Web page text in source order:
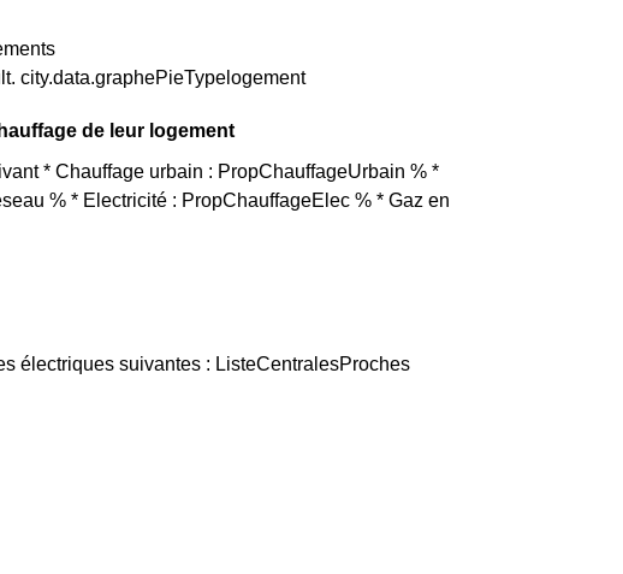
city.data.graphePieTypelogement
de leur logement
* Chauffage urbain : PropChauffageUrbain % *
% * Electricité : PropChauffageElec % * Gaz en
électriques suivantes : ListeCentralesProches